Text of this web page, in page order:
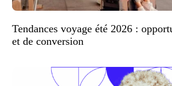
Tendances voyage été 2026 :
et de conversion